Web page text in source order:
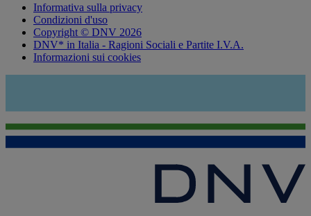
Informativa sulla privacy
Condizioni d'uso
Copyright © DNV 2026
DNV* in Italia - Ragioni Sociali e Partite I.V.A.
Informazioni sui cookies